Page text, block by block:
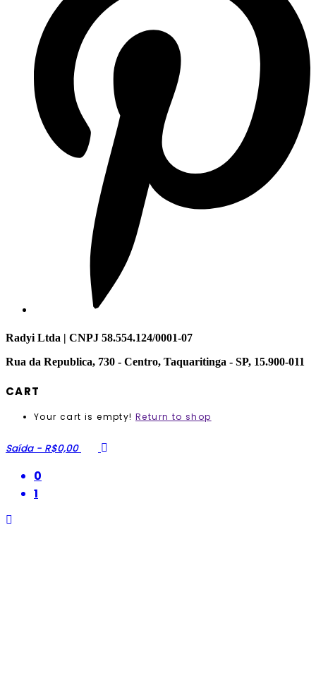
Radyi Ltda | CNPJ 58.554.124/0001-07
Rua da Republica, 730 - Centro, Taquaritinga - SP, 15.900-011
CART
Your cart is empty! Return to shop
Saída - R$0,00
0
1